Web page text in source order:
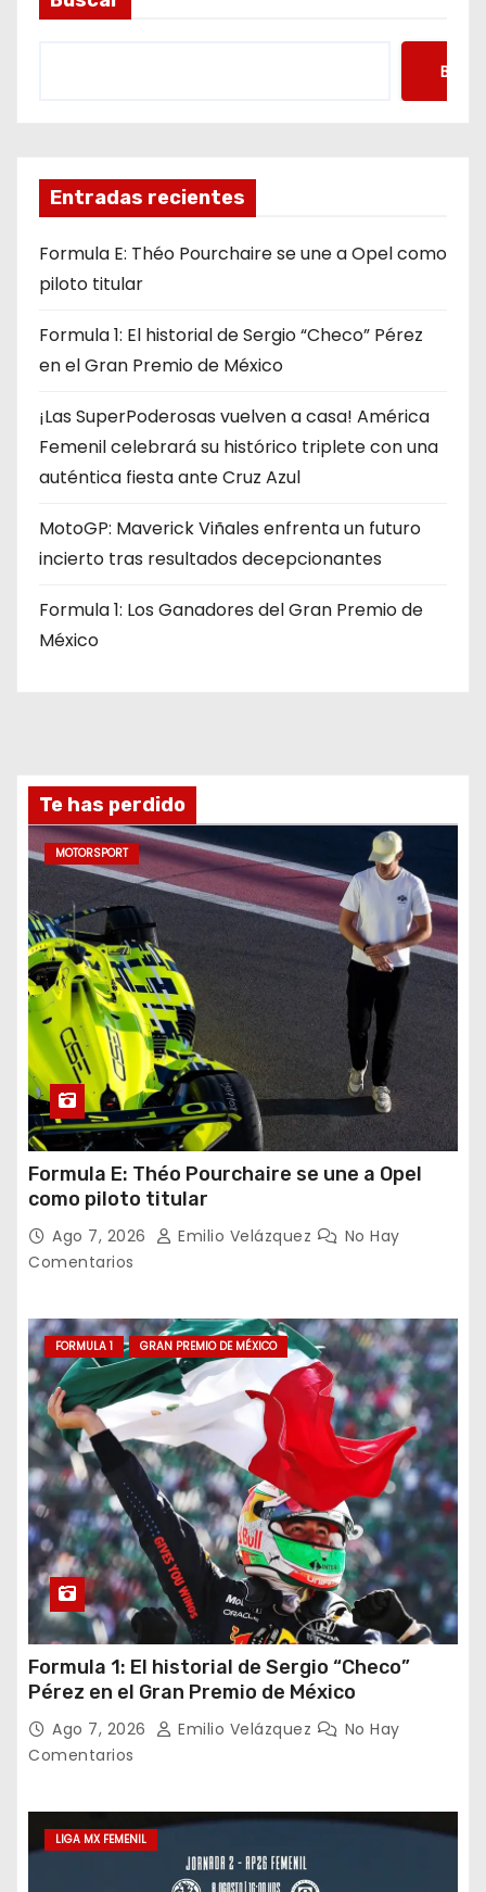
Entradas recientes
Formula E: Théo Pourchaire se une a Opel como
piloto titular
Formula 1: El historial de Sergio “Checo” Pérez
en el Gran Premio de México
¡Las SuperPoderosas vuelven a casa! América
Femenil celebrará su histórico triplete con una
auténtica fiesta ante Cruz Azul
MotoGP: Maverick Viñales enfrenta un futuro
incierto tras resultados decepcionantes
Formula 1: Los Ganadores del Gran Premio de
México
Te has perdido
MOTORSPORT
Formula E: Théo Pourchaire se une a Opel
como piloto titular
Ago 7, 2026 Emilio Velázquez
No Hay
Comentarios
FORMULA 1 GRAN PREMIO DE MÉXICO
Formula 1: El historial de Sergio “Checo”
Pérez en el Gran Premio de México
Ago 7, 2026 Emilio Velázquez
No Hay
Comentarios
LIGA MX FEMENIL